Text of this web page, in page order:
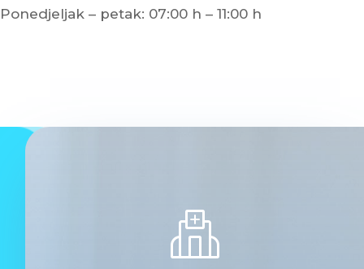
Ponedjeljak – petak: 07:00 h – 11:00 h